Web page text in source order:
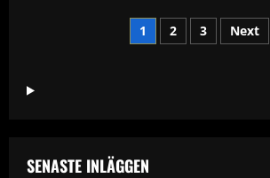
Wilder
RitzSidnumrering
1 2 3 Next
SENASTE INLÄGGEN